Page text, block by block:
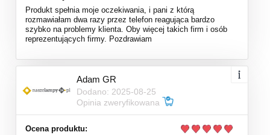
Produkt spełnia moje oczekiwania, i pani z którą
rozmawiałam dwa razy przez telefon reagująca bardzo
szybko na problemy klienta. Oby więcej takich firm i osób
reprezentujących firmy. Pozdrawiam
Adam GR
Dodano: 2025-08-25
Opinia zweryfikowana
Ocena produktu: